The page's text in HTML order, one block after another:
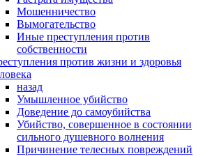
Мошенничество
Вымогательство
Иные преступления против
собственности
против жизни и здоровья
назад
Умышленное убийство
Доведение до самоубийства
Убийство, совершенное в состоянии
сильного душевного волнения
Причинение телесных повреждений